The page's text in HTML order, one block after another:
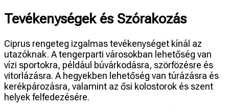
Tevékenységek és Szórakozás
Ciprus rengeteg izgalmas tevékenységet kínál az
utazóknak. A tengerparti városokban lehetőség van
vízi sportokra, például búvárkodásra, szörfözésre és
vitorlázásra. A hegyekben lehetőség van túrázásra és
kerékpározásra, valamint az ősi kolostorok és szent
helyek felfedezésére.